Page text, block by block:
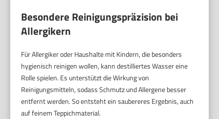
Besondere Reinigungspräzision bei
Allergikern
Für Allergiker oder Haushalte mit Kindern, die besonders
hygienisch reinigen wollen, kann destilliertes Wasser eine
Rolle spielen. Es unterstützt die Wirkung von
Reinigungsmitteln, sodass Schmutz und Allergene besser
entfernt werden. So entsteht ein saubereres Ergebnis, auch
auf feinem Teppichmaterial.